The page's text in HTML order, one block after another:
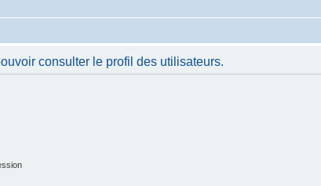
consulter le profil des utilisateurs.